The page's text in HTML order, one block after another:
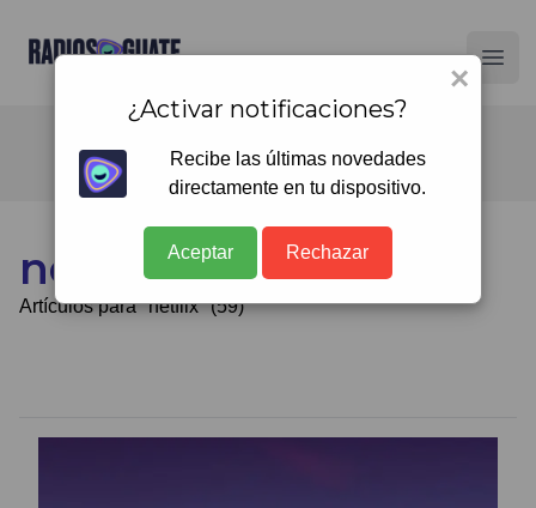
Radios Guate
netflix
Artículos para "netflix" (59)
×
¿Activar notificaciones?
Recibe las últimas novedades
directamente en tu dispositivo.
Aceptar Rechazar